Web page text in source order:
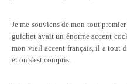
Je me souviens de mon tout
guichet avait un énorme accent
mon vieil accent français, il a tout
et on s'est compris.